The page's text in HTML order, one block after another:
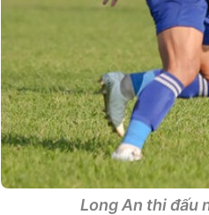
Long An thi đấu